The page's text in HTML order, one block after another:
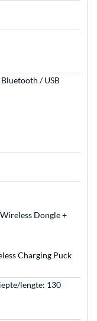
/ USB
Dongle +
Charging Puck
lengte: 130